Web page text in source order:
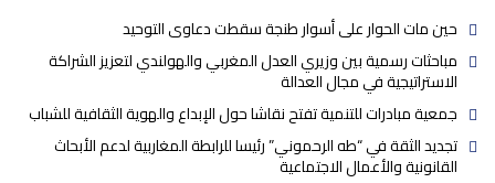
حين مات الحوار على أسوار طنجة سقطت دعاوى التوحيد
مباحثات رسمية بين وزيري العدل المغربي والهولندي لتعزيز الشراكة
الاستراتيجية في مجال العدالة
جمعية مبادرات للتنمية تفتح نقاشا حول الإبداع والهوية الثقافية للشباب
تجديد الثقة في “طه الرحموني” رئيسا للرابطة المغاربية لدعم الأبحاث
القانونية والأعمال الاجتماعية